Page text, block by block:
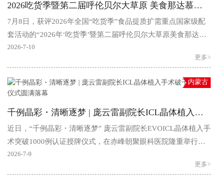
2026吃货季暨第二届呼伦贝尔大草原 美食那达慕精彩启幕
7月8日，获评2026年全国“吃货季”食品提质扩需重点国家级配
套活动的“2026年‘吃货季’暨第二届呼伦贝尔大草原美食那达
慕”在呼伦贝尔市盛大启幕。近400名行业代表齐聚现..
2026-7-10
更多>
内蒙古
千例晶彩・清晰逐梦 | 庞云雷副院长ICL晶体植入手术破千例授牌仪式圆满落幕
近日，“千例晶彩・清晰逐梦” 庞云雷副院长EVOICL晶体植入手
术突破1000例认证授牌仪式，在赤峰朝聚眼科医院隆重举行。
瑞士STAAR公司华北区销售经理徐统帅亲临现场，为庞云..
2026-7-9
更多>